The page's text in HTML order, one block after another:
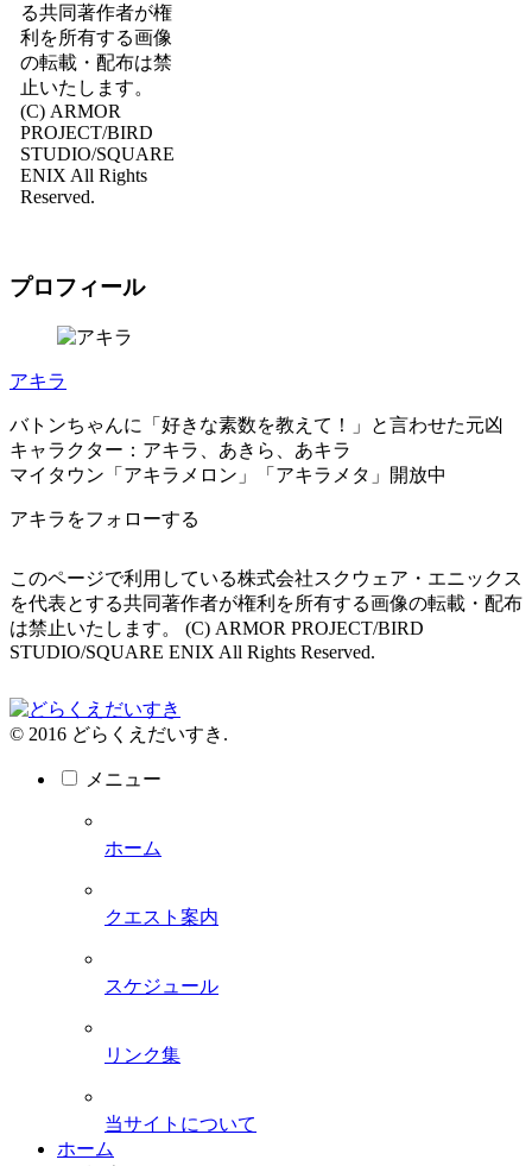
る共同著作者が権
利を所有する画像
の転載・配布は禁
止いたします。
(C) ARMOR
PROJECT/BIRD
STUDIO/SQUARE
ENIX All Rights
Reserved.
プロフィール
アキラ
バトンちゃんに「好きな素数を教えて！」と言わせた元凶
キャラクター：アキラ、あきら、あキラ
マイタウン「アキラメロン」「アキラメタ」開放中
アキラをフォローする
このページで利用している株式会社スクウェア・エニックス
を代表とする共同著作者が権利を所有する画像の転載・配布
は禁止いたします。 (C) ARMOR PROJECT/BIRD
STUDIO/SQUARE ENIX All Rights Reserved.
© 2016 どらくえだいすき.
メニュー
ホーム
クエスト案内
スケジュール
リンク集
当サイトについて
ホーム